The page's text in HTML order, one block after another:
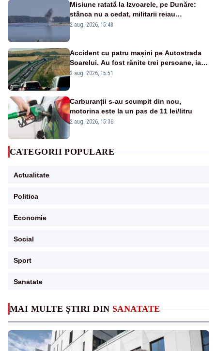
MAI MULTE ȘTIRI DIN SANATATE
Misiune ratată la Izvoarele, pe Dunăre:
stânca nu a cedat, militarii reiau
detonările luni – VIDEO
2 aug. 2026, 15:48
Accident cu patru mașini pe Autostrada
Soarelui. Au fost rănite trei persoane, iar
traficul se desfășoară cu dificultate
2 aug. 2026, 15:51
Carburanții s-au scumpit din nou,
motorina este la un pas de 11 lei/litru
2 aug. 2026, 15:36
CATEGORII POPULARE
Actualitate
Politica
Economie
Social
Sport
Sanatate